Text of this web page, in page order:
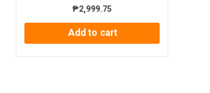
₱2,999.75
Add to cart